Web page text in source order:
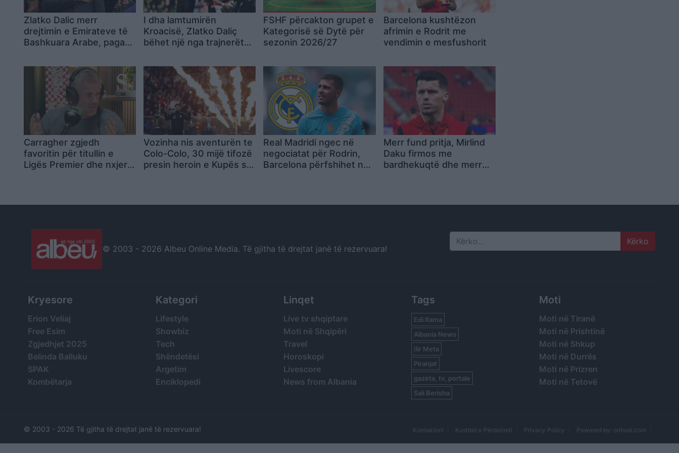
Zlatko Dalic merr
drejtimin e Emirateve të
Bashkuara Arabe, paga
kroatë
I dha lamtumirën
Kroacisë, Zlatko Daliç
bëhet një nga trajnerët
FSHF përcakton grupet e
Kategorisë së Dytë për
sezonin 2026/27
Barcelona kushtëzon
afrimin e Rodrit me
vendimin e mesfushorit
Carragher zgjedh
favoritin për titullin e
Ligës Premier dhe nxjerr
Vozinha nis aventurën te
Colo-Colo, 30 mijë tifozë
presin heroin e Kupës së
Real Madridi ngec në
negociatat për Rodrin,
Barcelona përfshihet në
Merr fund pritja, Mirlind
Daku firmos me
bardhekuqtë dhe merr
© 2003 - 2026 Albeu Online Media. Të gjitha të drejtat janë të rezervuara! Search
Kryesore
Erion Veliaj
Free Esim
Zgjedhjet 2025
Belinda Balluku
SPAK
Kombëtarja
Kategori
Lifestyle
Showbiz
Tech
Shëndetësi
Argetim
Enciklopedi
Linqet
Live tv shqiptare
Moti në Shqipëri
Travel
Horoskopi
Livescore
News from Albania
Tags
Edi Rama
Albania News
Ilir Meta
Piranjat
gazeta, tv, portale
Sali Berisha
Moti
Moti në Tiranë
Moti në Prishtinë
Moti në Shkup
Moti në Durrës
Moti në Prizren
Moti në Tetovë
© 2003 - 2026 Të gjitha të drejtat janë të rezervuara! Kontaktoni Kushtet e Përdorimit Privacy Policy Powered by: orihost.com